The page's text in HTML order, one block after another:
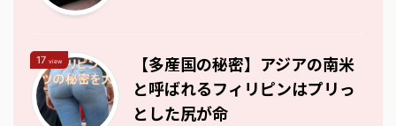
17 view
【多産国の秘密】アジアの南米
と呼ばれるフィリピンはプリっ
とした尻が命